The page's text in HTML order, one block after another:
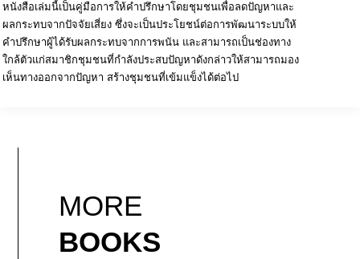
หนังสือเล่มนี้เป็นคู่มือการให้คำปรึกษาโดยชุมชนเพื่อลดปัญหาและ
ผลกระทบจากปัจจัยเสี่ยง ซึ่งจะเป็นประโยชน์ต่อการพัฒนาระบบให้
คำปรึกษาผู้ได้รับผลกระทบจากการพนัน และสามารถเป็นช่องทาง
ใกล้ตัวแก่สมาชิกชุมชนที่กำลังประสบปัญหาดังกล่าวให้สามารถมอง
เห็นทางออกจากปัญหา สร้างชุมชนที่เข้มแข็งได้ต่อไป
MORE
BOOKS